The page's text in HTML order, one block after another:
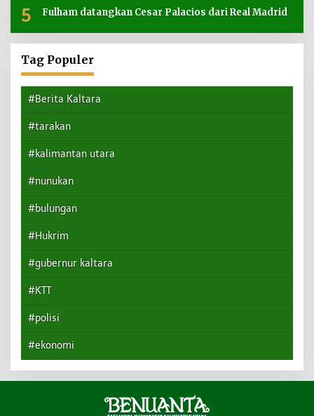
5 Fulham datangkan Cesar Palacios dari Real Madrid
Tag Populer
#Berita Kaltara
#tarakan
#kalimantan utara
#nunukan
#bulungan
#Hukrim
#gubernur kaltara
#KTT
#polisi
#ekonomi